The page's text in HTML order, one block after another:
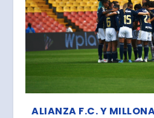
ALIANZA F.C. Y